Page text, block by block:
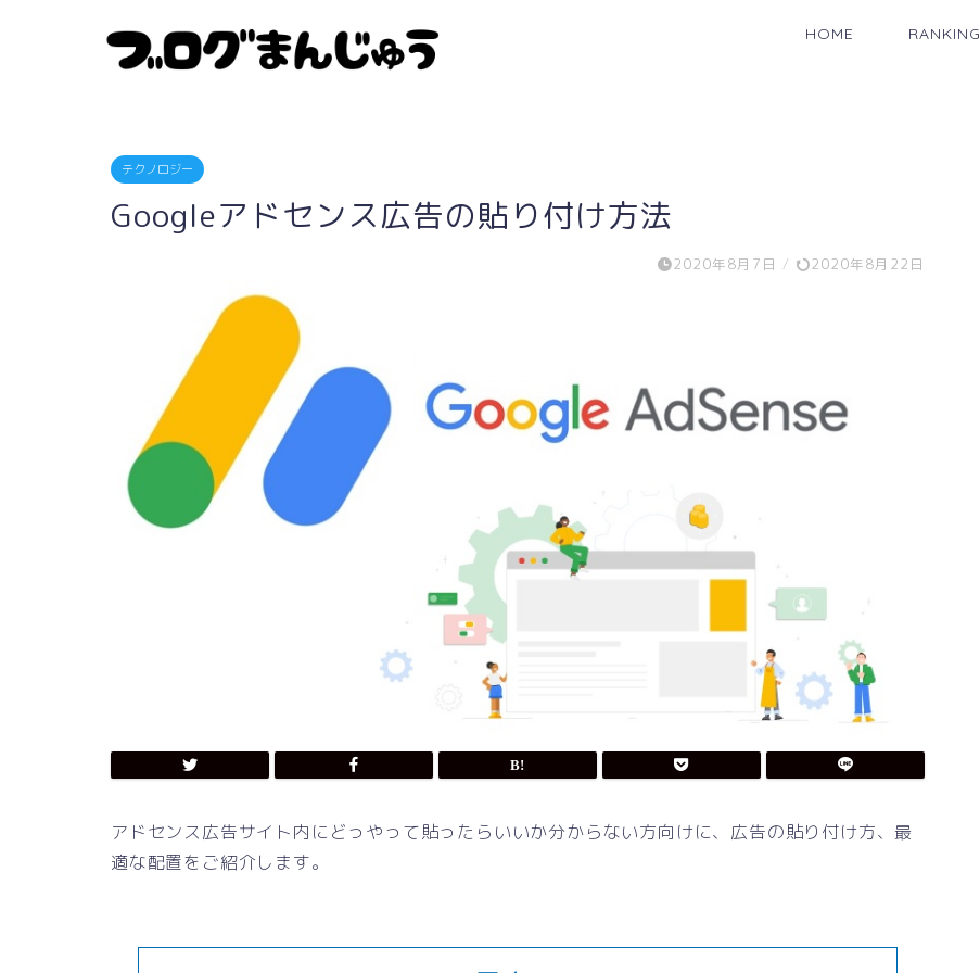
HOME RANKING
テクノロジー
Googleアドセンス広告の貼り付け方法
2020年8月7日 / 2020年8月22日
アドセンス広告サイト内にどっやって貼ったらいいか分からない方向けに、広告の貼り付け方、最
適な配置をご紹介します。